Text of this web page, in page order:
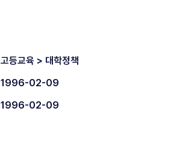
고등교육 > 대학정책
1996-02-09
1996-02-09